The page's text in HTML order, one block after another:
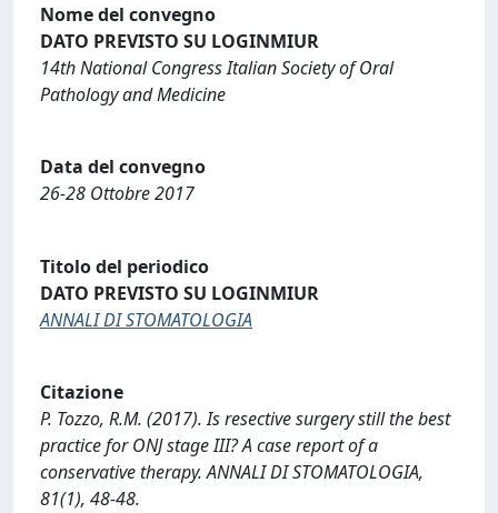
Nome del convegno
DATO PREVISTO SU LOGINMIUR
14th National Congress Italian Society of Oral
Pathology and Medicine
Data del convegno
26-28 Ottobre 2017
Titolo del periodico
DATO PREVISTO SU LOGINMIUR
ANNALI DI STOMATOLOGIA
Citazione
P. Tozzo, R.M. (2017). Is resective surgery still the best
practice for ONJ stage III? A case report of a
conservative therapy. ANNALI DI STOMATOLOGIA,
81(1), 48-48.